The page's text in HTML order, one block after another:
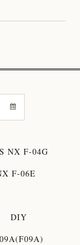
NX F-04G
F-06E
DIY